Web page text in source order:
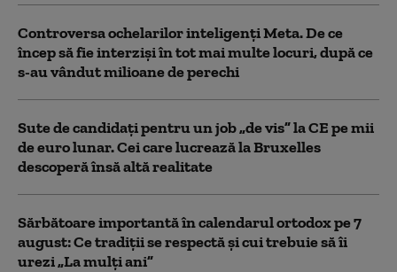
Controversa ochelarilor inteligenți Meta. De ce
încep să fie interziși în tot mai multe locuri, după ce
s-au vândut milioane de perechi
Sute de candidați pentru un job „de vis” la CE pe mii
de euro lunar. Cei care lucrează la Bruxelles
descoperă însă altă realitate
Sărbătoare importantă în calendarul ortodox pe 7
august: Ce tradiții se respectă și cui trebuie să îi
urezi „La mulți ani”